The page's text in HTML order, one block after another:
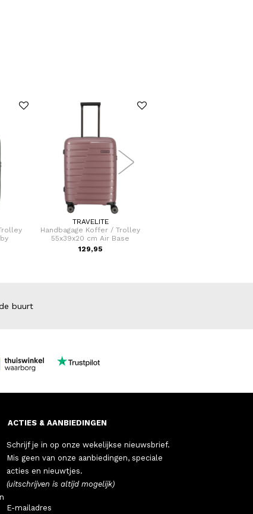
TRAVELITE
Handbagage Koffer / Trolley
55x39x20 cm Air Base
129,95
buurt
ACTIES & AANBIEDINGEN
Schrijf je in op onze wekelijkse nieuwsbrief.
Mis geen van onze aanbiedingen, speciale
acties en nieuwtjes.
(uitschrijven is altijd mogelijk)
E-mailadres